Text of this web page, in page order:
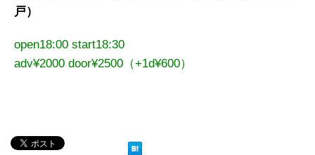
戸）
open18:00 start18:30
adv¥2000 door¥2500（+1d¥600）